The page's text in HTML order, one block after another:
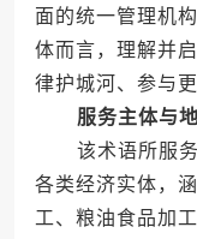
面的统一管理机
体而言，理解并
律护城河、参与
服务主体与
该术语所服务
各类经济实体，
工、粮油食品加